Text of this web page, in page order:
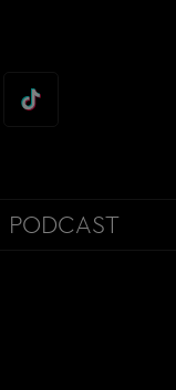
PODCAST